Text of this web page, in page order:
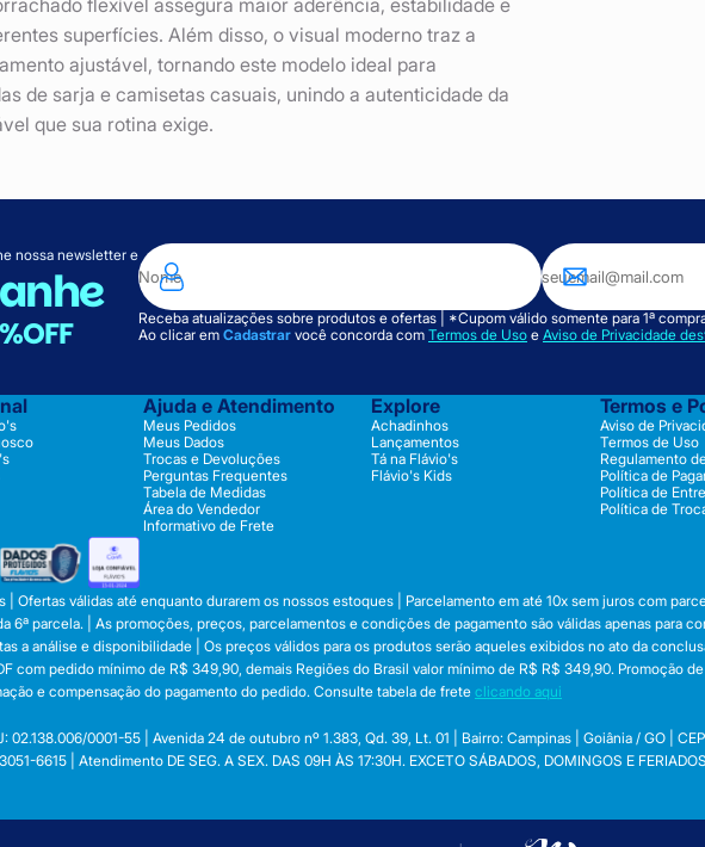
flexível assegura maior aderência, estabilidade e
superfícies. Além disso, o visual moderno traz a
ajustável, tornando este modelo ideal para
de sarja e camisetas casuais, unindo a autenticidade da
que sua rotina exige.
nossa newsletter e
Receba atualizações sobre produtos e ofertas | *Cupom válido somente para 1ª
Ao clicar em Cadastrar você concorda com Termos de Uso e Aviso de Privacidade
Ajuda e Atendimento
Meus Pedidos
Meus Dados
Trocas e Devoluções
Perguntas Frequentes
Tabela de Medidas
Área do Vendedor
Informativo de Frete
Explore
Achadinhos
Lançamentos
Tá na Flávio's
Flávio's Kids
Termos e
Aviso de
Termos de Uso
Regulamento
Política de
Política de
Política de
Ofertas válidas até enquanto durarem os nossos estoques | Parcelamento em até 10x sem juros com
6ª parcela. | As promoções, preços, parcelamentos e condições de pagamento são válidas apenas para
a análise e disponibilidade | Os preços válidos para os produtos serão aqueles exibidos no ato da
com pedido mínimo de R$ 349,90, demais Regiões do Brasil valor mínimo de R$ R$ 349,90. Promoção
e compensação do pagamento do pedido. Consulte tabela de frete clicando aqui
02.138.006/0001-55 | Avenida 24 de outubro nº 1.383, Qd. 39, Lt. 01 | Bairro: Campinas | Goiânia / GO |
6615 | Atendimento DE SEG. A SEX. DAS 09H ÀS 17:30H. EXCETO SÁBADOS, DOMINGOS E FERIADOS